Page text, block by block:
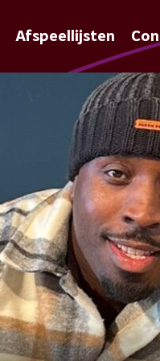
Afspeellijsten